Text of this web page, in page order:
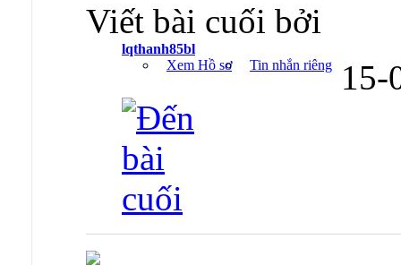
Viết bài cuối bởi
lqthanh85bl
Xem Hồ sơ
Tin nhắn riêng